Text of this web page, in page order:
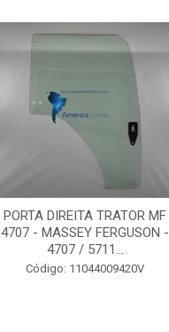
PORTA DIREITA TRATOR MF
4707 - MASSEY FERGUSON -
4707 / 5711...
Código: 11044009420V